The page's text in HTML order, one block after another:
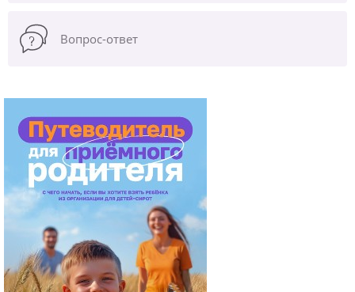
Вопрос-ответ